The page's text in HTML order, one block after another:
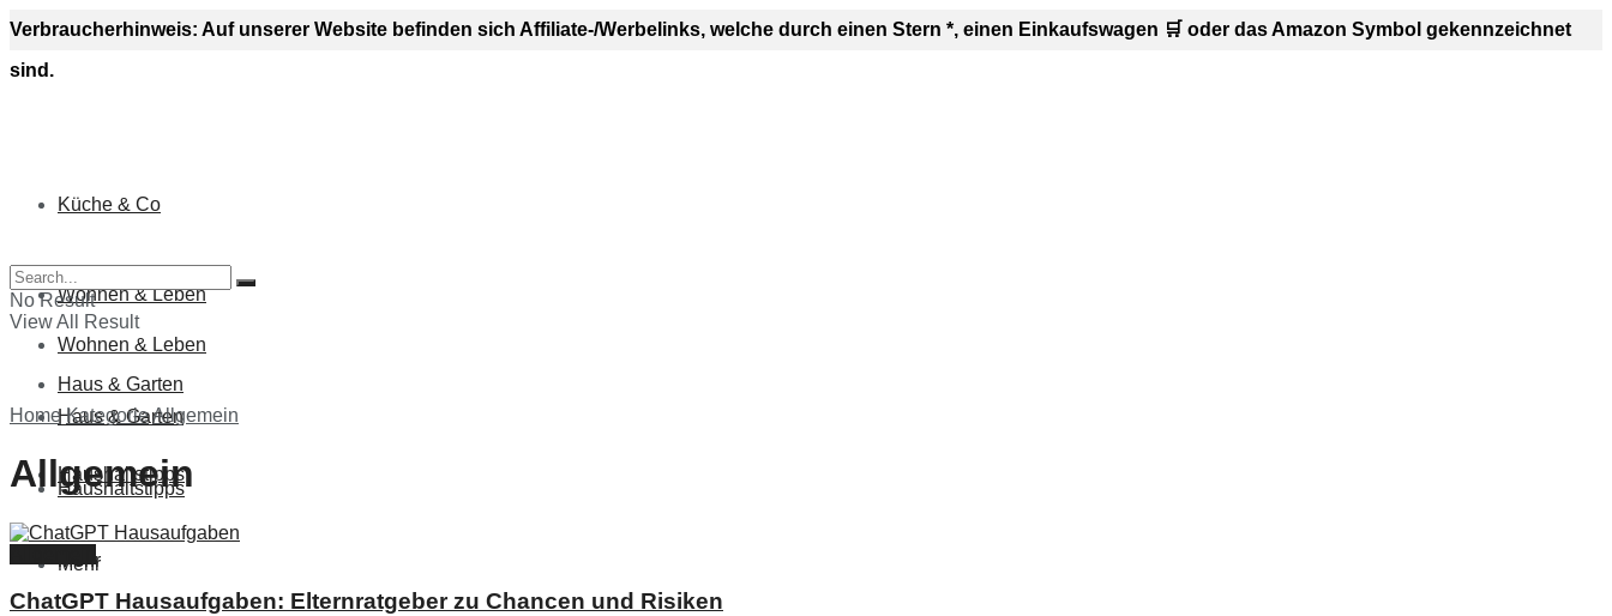
Verbraucherhinweis: Auf unserer Website befinden sich Affiliate-/Werbelinks, welche durch einen Stern *, einen Einkaufswagen 🛒 oder das Amazon Symbol gekennzeichnet
sind.
Küche & Co
Wohnen & Leben
Haus & Garten
Haushaltstipps
Mehr
Küche & Co
Wohnen & Leben
Haus & Garten
Haushaltstipps
Mehr
No Result
View All Result
Home KategorieAllgemein
Allgemein
ChatGPT Hausaufgaben: Elternratgeber zu Chancen und Risiken